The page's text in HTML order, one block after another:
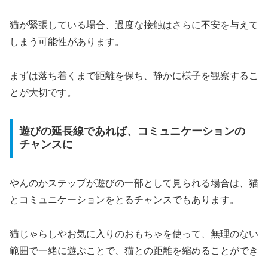
猫が緊張している場合、過度な接触はさらに不安を与えて
しまう可能性があります。
まずは落ち着くまで距離を保ち、静かに様子を観察するこ
とが大切です。
遊びの延長線であれば、コミュニケーションの
チャンスに
やんのかステップが遊びの一部として見られる場合は、猫
とコミュニケーションをとるチャンスでもあります。
猫じゃらしやお気に入りのおもちゃを使って、無理のない
範囲で一緒に遊ぶことで、猫との距離を縮めることができ